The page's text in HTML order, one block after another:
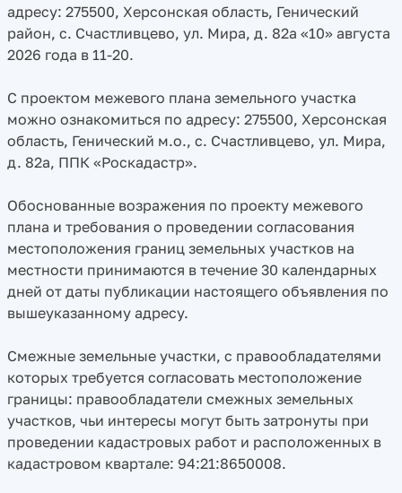
адресу: 275500, Херсонская область, Генический
район, с. Счастливцево, ул. Мира, д. 82а «10» августа
2026 года в 11-20.
С проектом межевого плана земельного участка
можно ознакомиться по адресу: 275500, Херсонская
область, Генический м.о., с. Счастливцево, ул. Мира,
д. 82а, ППК «Роскадастр».
Обоснованные возражения по проекту межевого
плана и требования о проведении согласования
местоположения границ земельных участков на
местности принимаются в течение 30 календарных
дней от даты публикации настоящего объявления по
вышеуказанному адресу.
Смежные земельные участки, с правообладателями
которых требуется согласовать местоположение
границы: правообладатели смежных земельных
участков, чьи интересы могут быть затронуты при
проведении кадастровых работ и расположенных в
кадастровом квартале: 94:21:8650008.